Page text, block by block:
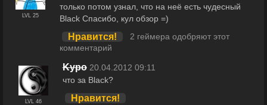
LVL 25
только потом узнал, что на неё есть чудесный
Black Спасибо, кул обзор =)
Нравится!
2 геймера одобряют этот
комментарий
LVL 46
Kypo 20.04.2012 09:11
что за Black?
Нравится!